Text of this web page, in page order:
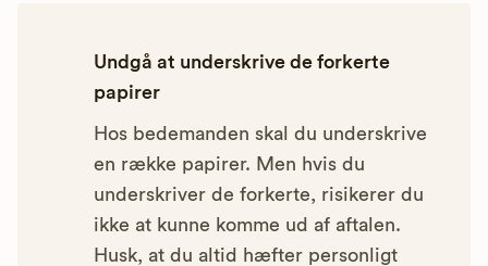
Undgå at underskrive de forkerte
papirer
Hos bedemanden skal du underskrive
en række papirer. Men hvis du
underskriver de forkerte, risikerer du
ikke at kunne komme ud af aftalen.
Husk, at du altid hæfter personligt